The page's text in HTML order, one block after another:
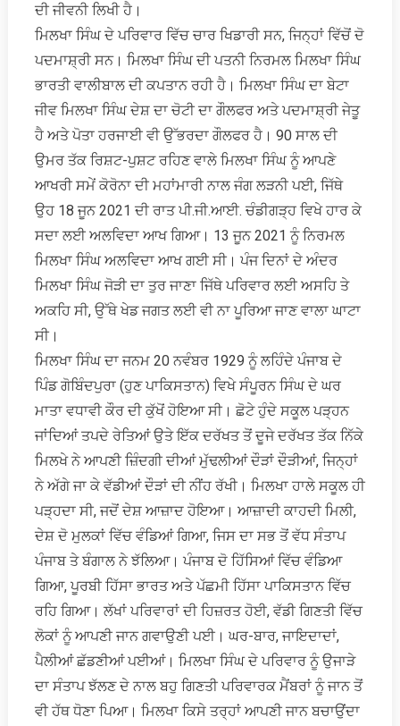
ਦੀ ਜੀਵਨੀ ਲਿਖੀ ਹੈ।
ਮਿਲਖਾ ਸਿੰਘ ਦੇ ਪਰਿਵਾਰ ਵਿੱਚ ਚਾਰ ਖਿਡਾਰੀ ਸਨ, ਜਿਨ੍ਹਾਂ ਵਿੱਚੋਂ ਦੋ
ਪਦਮਾਸ਼੍ਰੀ ਸਨ। ਮਿਲਖਾ ਸਿੰਘ ਦੀ ਪਤਨੀ ਨਿਰਮਲ ਮਿਲਖਾ ਸਿੰਘ
ਭਾਰਤੀ ਵਾਲੀਬਾਲ ਦੀ ਕਪਤਾਨ ਰਹੀ ਹੈ। ਮਿਲਖਾ ਸਿੰਘ ਦਾ ਬੇਟਾ
ਜੀਵ ਮਿਲਖਾ ਸਿੰਘ ਦੇਸ਼ ਦਾ ਚੋਟੀ ਦਾ ਗੌਲਫਰ ਅਤੇ ਪਦਮਾਸ਼੍ਰੀ ਜੇਤੂ
ਹੈ ਅਤੇ ਪੋਤਾ ਹਰਜਾਈ ਵੀ ਉੱਭਰਦਾ ਗੌਲਫਰ ਹੈ। 90 ਸਾਲ ਦੀ
ਉਮਰ ਤੱਕ ਰਿਸ਼ਟ-ਪੁਸ਼ਟ ਰਹਿਣ ਵਾਲੇ ਮਿਲਖਾ ਸਿੰਘ ਨੂੰ ਆਪਣੇ
ਆਖਰੀ ਸਮੇਂ ਕੋਰੋਨਾ ਦੀ ਮਹਾਂਮਾਰੀ ਨਾਲ ਜੰਗ ਲੜਨੀ ਪਈ, ਜਿੱਥੇ
ਉਹ 18 ਜੂਨ 2021 ਦੀ ਰਾਤ ਪੀ.ਜੀ.ਆਈ. ਚੰਡੀਗੜ੍ਹ ਵਿਖੇ ਹਾਰ ਕੇ
ਸਦਾ ਲਈ ਅਲਵਿਦਾ ਆਖ ਗਿਆ। 13 ਜੂਨ 2021 ਨੂੰ ਨਿਰਮਲ
ਮਿਲਖਾ ਸਿੰਘ ਅਲਵਿਦਾ ਆਖ ਗਈ ਸੀ। ਪੰਜ ਦਿਨਾਂ ਦੇ ਅੰਦਰ
ਮਿਲਖਾ ਸਿੰਘ ਜੋੜੀ ਦਾ ਤੁਰ ਜਾਣਾ ਜਿੱਥੇ ਪਰਿਵਾਰ ਲਈ ਅਸਹਿ ਤੇ
ਅਕਹਿ ਸੀ, ਉੱਥੇ ਖੇਡ ਜਗਤ ਲਈ ਵੀ ਨਾ ਪੂਰਿਆ ਜਾਣ ਵਾਲਾ ਘਾਟਾ
ਸੀ।
ਮਿਲਖਾ ਸਿੰਘ ਦਾ ਜਨਮ 20 ਨਵੰਬਰ 1929 ਨੂੰ ਲਹਿੰਦੇ ਪੰਜਾਬ ਦੇ
ਪਿੰਡ ਗੋਬਿੰਦਪੁਰਾ (ਹੁਣ ਪਾਕਿਸਤਾਨ) ਵਿਖੇ ਸੰਪੂਰਨ ਸਿੰਘ ਦੇ ਘਰ
ਮਾਤਾ ਵਧਾਵੀ ਕੌਰ ਦੀ ਕੁੱਖੋਂ ਹੋਇਆ ਸੀ। ਛੋਟੇ ਹੁੰਦੇ ਸਕੂਲ ਪੜ੍ਹਨ
ਜਾਂਦਿਆਂ ਤਪਦੇ ਰੇਤਿਆਂ ਉਤੇ ਇੱਕ ਦਰੱਖਤ ਤੋਂ ਦੂਜੇ ਦਰੱਖਤ ਤੱਕ ਨਿੱਕੇ
ਮਿਲਖੇ ਨੇ ਆਪਣੀ ਜ਼ਿੰਦਗੀ ਦੀਆਂ ਮੁੱਢਲੀਆਂ ਦੌੜਾਂ ਦੌੜੀਆਂ, ਜਿਨ੍ਹਾਂ
ਨੇ ਅੱਗੇ ਜਾ ਕੇ ਵੱਡੀਆਂ ਦੌੜਾਂ ਦੀ ਨੀਂਹ ਰੱਖੀ। ਮਿਲਖਾ ਹਾਲੇ ਸਕੂਲ ਹੀ
ਪੜ੍ਹਦਾ ਸੀ, ਜਦੋਂ ਦੇਸ਼ ਆਜ਼ਾਦ ਹੋਇਆ। ਆਜ਼ਾਦੀ ਕਾਹਦੀ ਮਿਲੀ,
ਦੇਸ਼ ਦੋ ਮੁਲਕਾਂ ਵਿੱਚ ਵੰਡਿਆਂ ਗਿਆ, ਜਿਸ ਦਾ ਸਭ ਤੋਂ ਵੱਧ ਸੰਤਾਪ
ਪੰਜਾਬ ਤੇ ਬੰਗਾਲ ਨੇ ਝੱਲਿਆ। ਪੰਜਾਬ ਦੋ ਹਿੱਸਿਆਂ ਵਿੱਚ ਵੰਡਿਆ
ਗਿਆ, ਪੂਰਬੀ ਹਿੱਸਾ ਭਾਰਤ ਅਤੇ ਪੱਛਮੀ ਹਿੱਸਾ ਪਾਕਿਸਤਾਨ ਵਿੱਚ
ਰਹਿ ਗਿਆ। ਲੱਖਾਂ ਪਰਿਵਾਰਾਂ ਦੀ ਹਿਜ਼ਰਤ ਹੋਈ, ਵੱਡੀ ਗਿਣਤੀ ਵਿੱਚ
ਲੋਕਾਂ ਨੂੰ ਆਪਣੀ ਜਾਨ ਗਵਾਉਣੀ ਪਈ। ਘਰ-ਬਾਰ, ਜਾਇਦਾਦਾਂ,
ਪੈਲੀਆਂ ਛੱਡਣੀਆਂ ਪਈਆਂ। ਮਿਲਖਾ ਸਿੰਘ ਦੇ ਪਰਿਵਾਰ ਨੂੰ ਉਜਾੜੇ
ਦਾ ਸੰਤਾਪ ਝੱਲਣ ਦੇ ਨਾਲ ਬਹੁ ਗਿਣਤੀ ਪਰਿਵਾਰਕ ਮੈਂਬਰਾਂ ਨੂੰ ਜਾਨ ਤੋਂ
ਵੀ ਹੱਥ ਧੋਣਾ ਪਿਆ। ਮਿਲਖਾ ਕਿਸੇ ਤਰ੍ਹਾਂ ਆਪਣੀ ਜਾਨ ਬਚਾਉਂਦਾ